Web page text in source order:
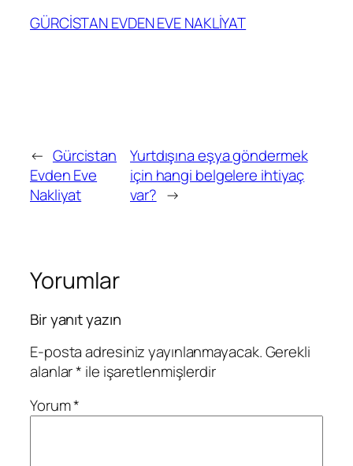
GÜRCİSTAN EVDEN EVE NAKLİYAT
← Gürcistan
Evden Eve
Nakliyat
Yurtdışına eşya göndermek
için hangi belgelere ihtiyaç
var? →
Yorumlar
Bir yanıt yazın
E-posta adresiniz yayınlanmayacak.Gerekli
alanlar* ile işaretlenmişlerdir
Yorum*